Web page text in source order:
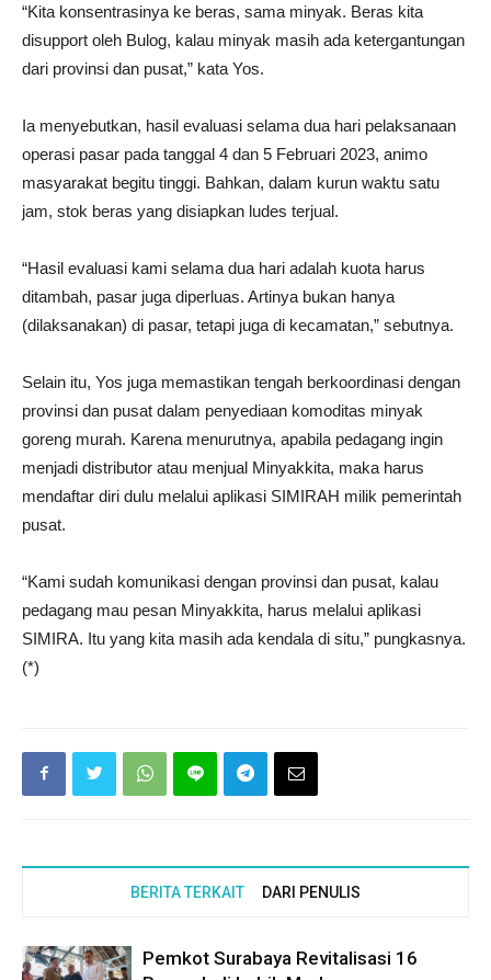
“Kita konsentrasinya ke beras, sama minyak. Beras kita
disupport oleh Bulog, kalau minyak masih ada ketergantungan
dari provinsi dan pusat,” kata Yos.
Ia menyebutkan, hasil evaluasi selama dua hari pelaksanaan
operasi pasar pada tanggal 4 dan 5 Februari 2023, animo
masyarakat begitu tinggi. Bahkan, dalam kurun waktu satu
jam, stok beras yang disiapkan ludes terjual.
“Hasil evaluasi kami selama dua hari adalah kuota harus
ditambah, pasar juga diperluas. Artinya bukan hanya
(dilaksanakan) di pasar, tetapi juga di kecamatan,” sebutnya.
Selain itu, Yos juga memastikan tengah berkoordinasi dengan
provinsi dan pusat dalam penyediaan komoditas minyak
goreng murah. Karena menurutnya, apabila pedagang ingin
menjadi distributor atau menjual Minyakkita, maka harus
mendaftar diri dulu melalui aplikasi SIMIRAH milik pemerintah
pusat.
“Kami sudah komunikasi dengan provinsi dan pusat, kalau
pedagang mau pesan Minyakkita, harus melalui aplikasi
SIMIRA. Itu yang kita masih ada kendala di situ,” pungkasnya.
(*)
BERITA TERKAIT DARI PENULIS
Pemkot Surabaya Revitalisasi 16